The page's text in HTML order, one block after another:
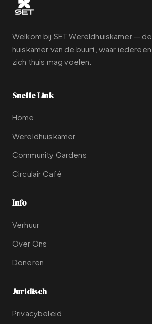
Welkom bij SET Wereldhuiskamer — de
huiskamer van de buurt, waar iedereen
zich thuis mag voelen.
Snelle Link
Home
Wereldhuiskamer
Community Gardens
Circulair Café
Info
Verhuur
Over Ons
Doneren
Juridisch
Privacybeleid